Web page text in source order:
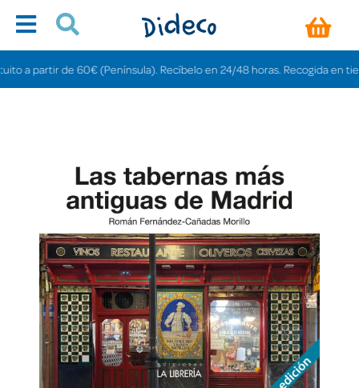
a partir de 60€ (Península). Recíbelo en 24/48 horas. Recogida en